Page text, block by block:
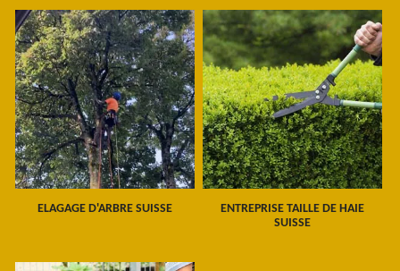
ELAGAGE D'ARBRE SUISSE
ENTREPRISE TAILLE DE HAIE
SUISSE